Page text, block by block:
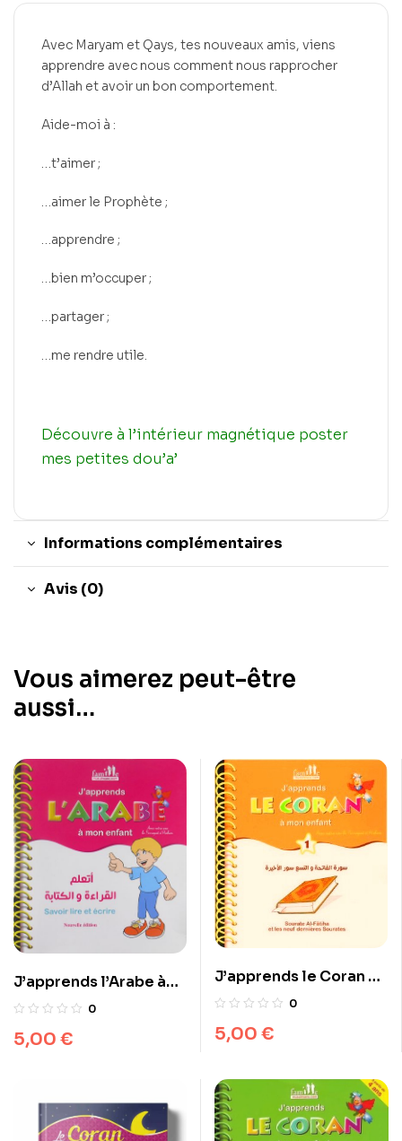
Avec Maryam et Qays, tes nouveaux amis, viens
apprendre avec nous comment nous rapprocher
d’Allah et avoir un bon comportement.
Aide-moi à :
…t’aimer ;
…aimer le Prophète ;
…apprendre ;
…bien m’occuper ;
…partager ;
…me rendre utile.
Découvre à l’intérieur magnétique poster
mes petites dou’a’
Informations complémentaires
Avis (0)
Vous aimerez peut-être
aussi…
J’apprends l’Arabe à
mon enfant
0
5,00 €
J’apprends le Coran à
mon enfant – Tome 1
0
5,00 €